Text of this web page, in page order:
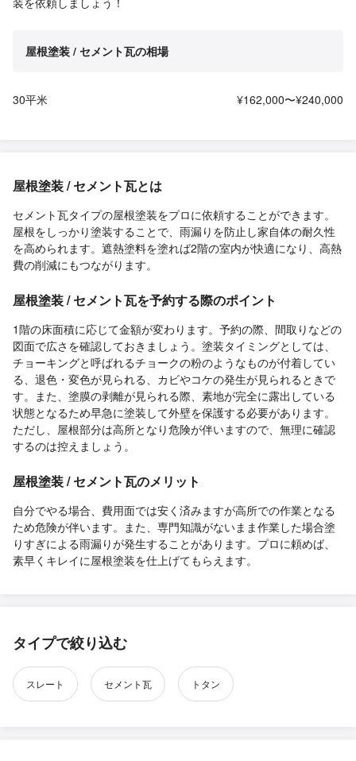
屋根塗装 / セメント瓦の相場
30平米 ¥162,000〜¥240,000
屋根塗装 / セメント瓦とは
セメント瓦タイプの屋根塗装をプロに依頼することができます。
屋根をしっかり塗装することで、雨漏りを防止し家自体の耐久性
を高められます。遮熱塗料を塗れば2階の室内が快適になり、高熱
費の削減にもつながります。
屋根塗装 / セメント瓦を予約する際のポイント
1階の床面積に応じて金額が変わります。予約の際、間取りなどの
図面で広さを確認しておきましょう。塗装タイミングとしては、
チョーキングと呼ばれるチョークの粉のようなものが付着してい
る、退色・変色が見られる、カビやコケの発生が見られるときで
す。また、塗膜の剥離が見られる際、素地が完全に露出している
状態となるため早急に塗装して外壁を保護する必要があります。
ただし、屋根部分は高所となり危険が伴いますので、無理に確認
するのは控えましょう。
屋根塗装 / セメント瓦のメリット
自分でやる場合、費用面では安く済みますが高所での作業となる
ため危険が伴います。また、専門知識がないまま作業した場合塗
りすぎによる雨漏りが発生することがあります。プロに頼めば、
素早くキレイに屋根塗装を仕上げてもらえます。
タイプで絞り込む
スレート セメント瓦 トタン